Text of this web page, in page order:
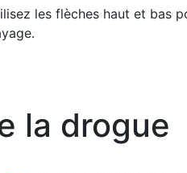
les flèches haut et bas
la drogue